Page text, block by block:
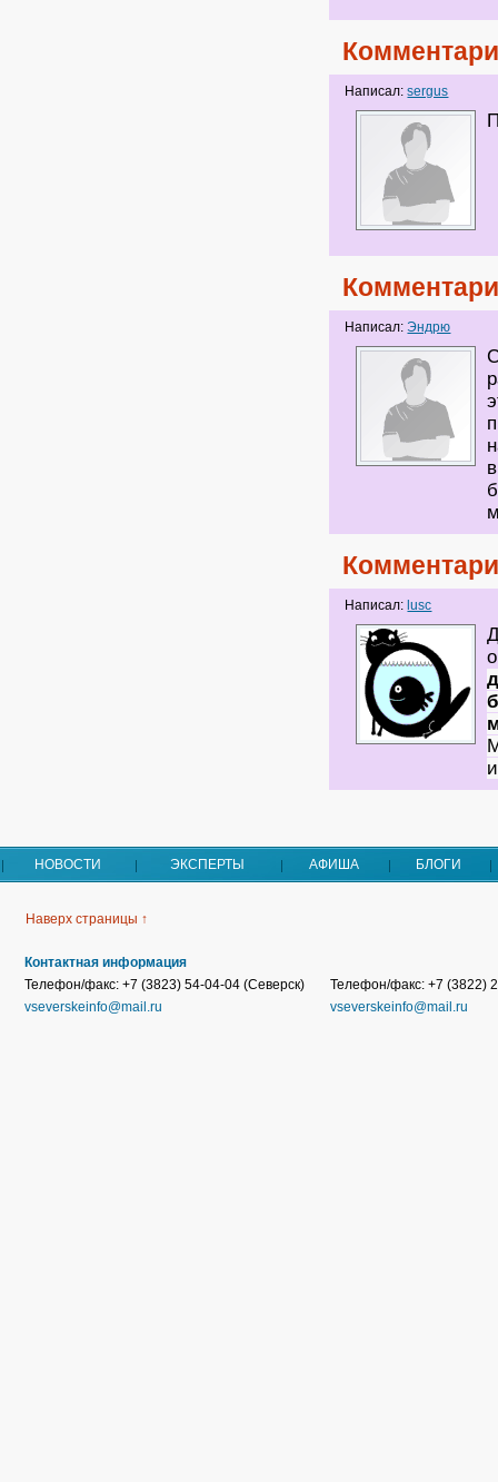
Написал:sergus
Написал:Эндрю
Написал: lusc
НОВОСТИ ЭКСПЕРТЫ АФИША БЛОГИ
Наверх страницы ↑
Контактная информация
Телефон/факс: +7 (3823) 54-04-04 (Северск)
vseverskeinfo@mail.ru
Телефон/факс: +7 (3822)
vseverskeinfo@mail.ru